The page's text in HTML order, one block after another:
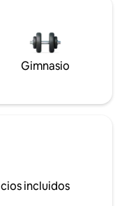
Gimnasio
incluidos